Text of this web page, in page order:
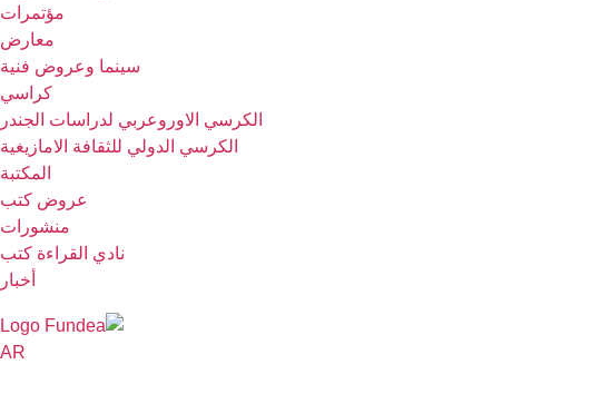
مؤتمرات
معارض
سينما وعروض فنية
كراسي
الكرسي الاوروعربي لدراسات الجندر
الكرسي الدولي للثقافة الامازيغية
المكتبة
عروض كتب
منشورات
نادي القراءة كتب
أخبار
AR